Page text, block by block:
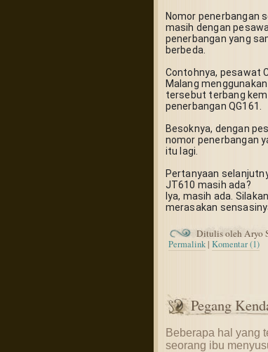
Nomor penerbangan
masih dengan
penerbangan yang
berbeda.
Contohnya, pesawat
Malang
tersebut terbang
penerbangan QG161.
Besoknya, dengan
nomor penerbangan
itu lagi.
Pertanyaan
JT610 masih ada?
Iya, masih ada.
merasakan
Ditulis oleh Aryo
Permalink |Komentar (1)
Pegang
Beberapa hal yang
seorang ibu